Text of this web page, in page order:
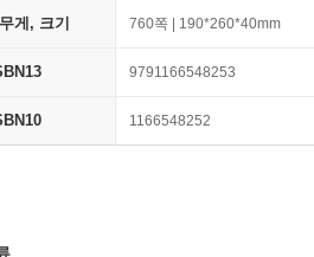
게, 크기 760쪽 | 190*260*40mm
9791166548253
1166548252